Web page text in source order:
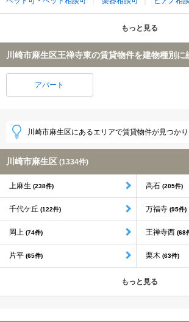
もっと見る
川崎市麻生区王禅寺東の賃貸物件を建物種別に
アパート
川崎市麻生区にあるエリアで賃貸物件が見つかり
川崎市麻生区 (1334件)
上麻生 (238件) 高石 (205件)
千代ケ丘 (122件) 万福寺 (95件)
岡上 (74件) 王禅寺西 (68
片平 (65件) 栗木 (63件)
もっと見る